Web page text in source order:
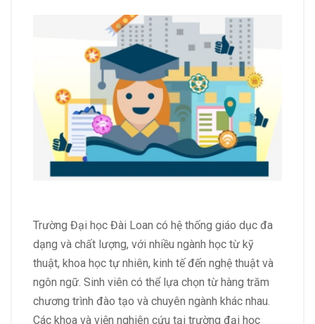
Trường Đại học Đài Loan có hệ thống giáo dục đa
dạng và chất lượng, với nhiều ngành học từ kỹ
thuật, khoa học tự nhiên, kinh tế đến nghệ thuật và
ngôn ngữ. Sinh viên có thể lựa chọn từ hàng trăm
chương trình đào tạo và chuyên ngành khác nhau.
Các khoa và viện nghiên cứu tại trường đại học